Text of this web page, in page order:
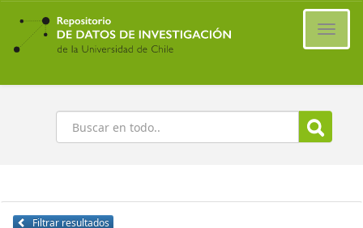
Ir
contenido
principal
Buscar
Filtrar resultados